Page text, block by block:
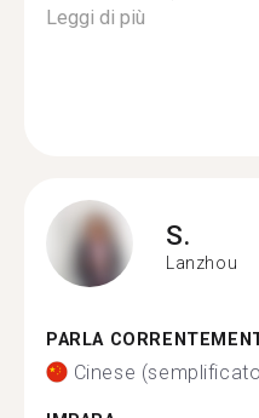
Leggi di più
S.
Lanzhou
PARLA
Cinese